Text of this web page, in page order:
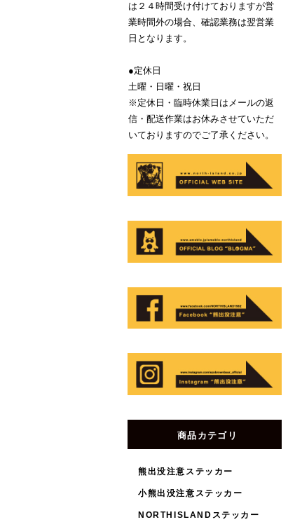
は２４時間受け付けておりますが営
業時間外の場合、確認業務は翌営業
日となります。
●定休日
土曜・日曜・祝日
※定休日・臨時休業日はメールの返
信・配送作業はお休みさせていただ
いておりますのでご了承ください。
商品カテゴリ
熊出没注意ステッカー
小熊出没注意ステッカー
NORTHISLANDステッカー